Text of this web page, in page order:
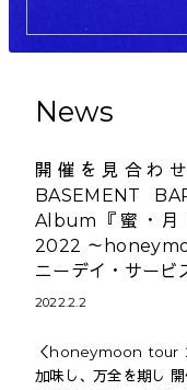
News
開催を見合わ
BASEMENT
Album『蜜・
2022 ～
ニーデイ・サービ
2022.2.2
＜honeymoon tour
加味し、万全を期し